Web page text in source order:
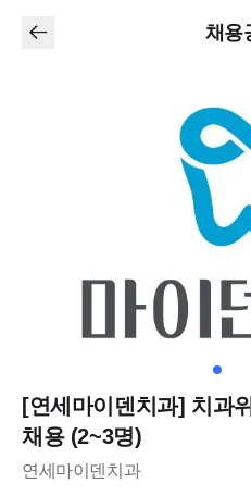
채용
[연세마이덴치과] 치과
채용 (2~3명)
연세마이덴치과